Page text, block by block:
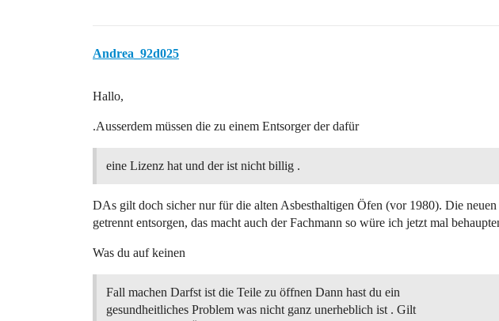
Andrea_92d025
Hallo,
.Ausserdem müssen die zu einem Entsorger der dafür
eine Lizenz hat und der ist nicht billig .
DAs gilt doch sicher nur für die alten Asbesthaltigen Öfen (vor 1980). Die neuen
getrennt entsorgen, das macht auch der Fachmann so würe ich jetzt mal
Was du auf keinen
Fall machen Darfst ist die Teile zu öffnen Dann hast du ein
gesundheitliches Problem was nicht ganz unerheblich ist . Gilt